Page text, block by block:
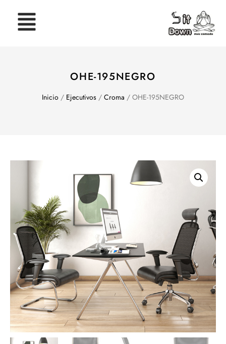
OHE-195NEGRO
Inicio / Ejecutivos / Croma / OHE-195NEGRO